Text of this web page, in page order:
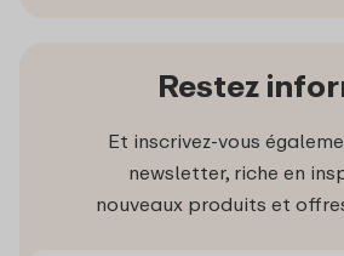
Restez
Et inscrivez-vous
newsletter, riche en
nouveaux produits et